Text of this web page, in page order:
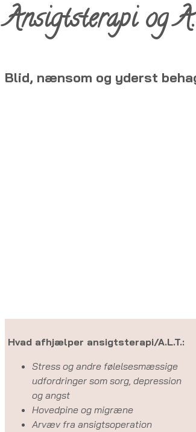
Ansigtsterapi og
Blid, nænsom og yderst
Hvad afhjælper ansigtsterapi/A.L.T.:
Stress og andre følelsesmæssige
udfordringer som sorg, depression
og angst
Hovedpine og migræne
Arvæv fra ansigtsoperation